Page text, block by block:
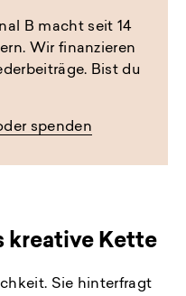
B macht seit 14
Wir finanzieren
Bist du
spenden
kreative Kette
Sie hinterfragt